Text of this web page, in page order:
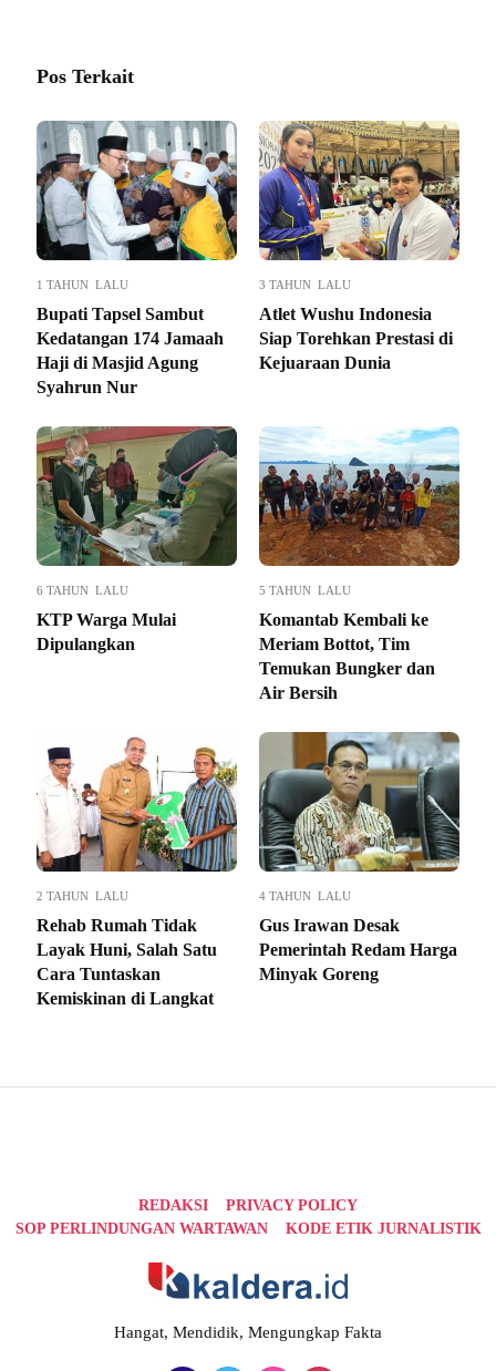
Pos Terkait
1 TAHUN LALU
Bupati Tapsel Sambut
Kedatangan 174 Jamaah
Haji di Masjid Agung
Syahrun Nur
3 TAHUN LALU
Atlet Wushu Indonesia
Siap Torehkan Prestasi di
Kejuaraan Dunia
6 TAHUN LALU
KTP Warga Mulai
Dipulangkan
5 TAHUN LALU
Komantab Kembali ke
Meriam Bottot, Tim
Temukan Bungker dan
Air Bersih
2 TAHUN LALU
Rehab Rumah Tidak
Layak Huni, Salah Satu
Cara Tuntaskan
Kemiskinan di Langkat
4 TAHUN LALU
Gus Irawan Desak
Pemerintah Redam Harga
Minyak Goreng
REDAKSI
PRIVACY POLICY
SOP PERLINDUNGAN WARTAWAN
KODE ETIK JURNALISTIK
Hangat, Mendidik, Mengungkap Fakta